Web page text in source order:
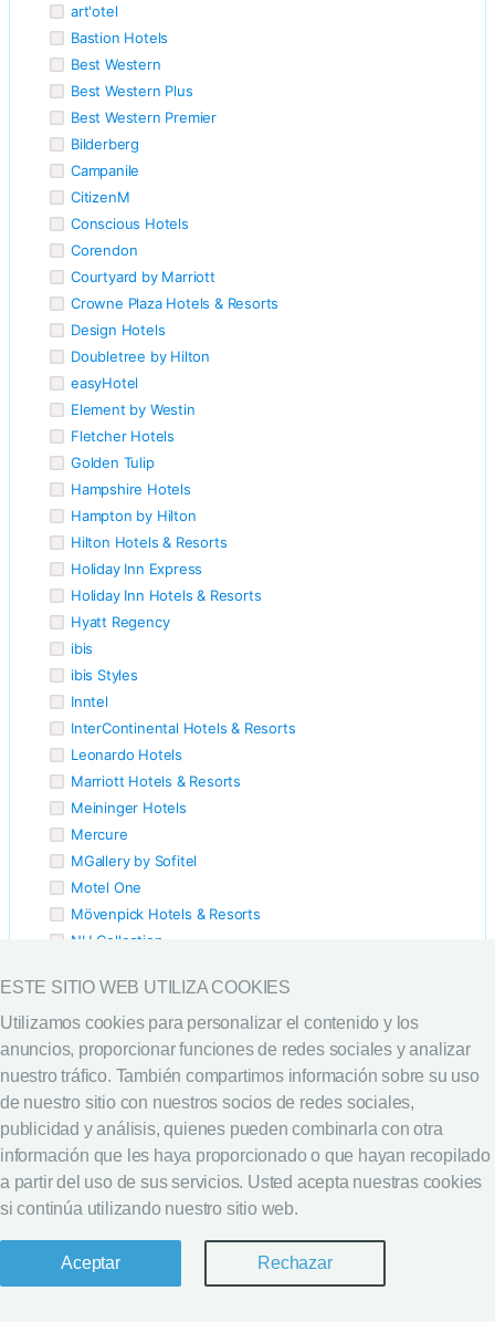
art'otel
Bastion Hotels
Best Western
Best Western Plus
Best Western Premier
Bilderberg
Campanile
CitizenM
Conscious Hotels
Corendon
Courtyard by Marriott
Crowne Plaza Hotels & Resorts
Design Hotels
Doubletree by Hilton
easyHotel
Element by Westin
Fletcher Hotels
Golden Tulip
Hampshire Hotels
Hampton by Hilton
Hilton Hotels & Resorts
Holiday Inn Express
Holiday Inn Hotels & Resorts
Hyatt Regency
ibis
ibis Styles
Inntel
InterContinental Hotels & Resorts
Leonardo Hotels
Marriott Hotels & Resorts
Meininger Hotels
Mercure
MGallery by Sofitel
Motel One
Mövenpick Hotels & Resorts
NH Collection
Novotel
Okura Hotels & Resorts
Park Plaza Hotels & Resorts
Radisson Blu
Ramada
Renaissance Hotels & Resorts
Room Mate
Small Luxury Hotels of the World
Sofitel Legend
Swissôtel Hotels & Resorts
The Leading Hotels of the World
ESTE SITIO WEB UTILIZA COOKIES
Utilizamos cookies para personalizar el contenido y los
anuncios, proporcionar funciones de redes sociales y analizar
nuestro tráfico. También compartimos información sobre su uso
de nuestro sitio con nuestros socios de redes sociales,
publicidad y análisis, quienes pueden combinarla con otra
información que les haya proporcionado o que hayan recopilado
a partir del uso de sus servicios. Usted acepta nuestras cookies
si continúa utilizando nuestro sitio web.
Aceptar Rechazar